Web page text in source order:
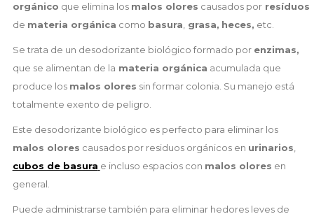
orgánico que elimina los malos olores causados porresíduos
de materia orgánica como basura grasa, heces, etc.
Se trata de un desodorizante biológico formado por enzimas,
que se alimentan de la materia orgánica acumulada que
produce los malos olores sin formar colonia. Su manejo está
totalmente exento de peligro.
Este desodorizante biológico es perfecto para eliminar los
malos olores causados por residuos orgánicos en urinarios
cubos de basura e incluso espacios con malos olores en
general.
Puede administrarse también para eliminar hedores leves de